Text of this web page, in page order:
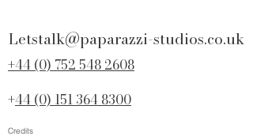
Letstalk@paparazzi-studios.co.uk
+44 (0) 752 548 2608
+44 (0) 151 364 8300
Credits